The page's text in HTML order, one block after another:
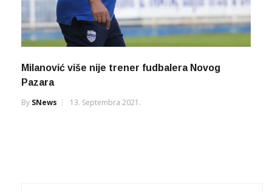
Milanović više nije trener fudbalera Novog
Pazara
By SNews 13. Septembra 2021.